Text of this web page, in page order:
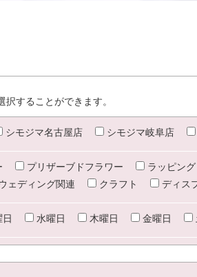
することができます。
シモジマ名古屋店 シモジマ岐阜店
プリザーブドフラワー ラッピング
ェディング関連 クラフト ディス
日 水曜日 木曜日 金曜日